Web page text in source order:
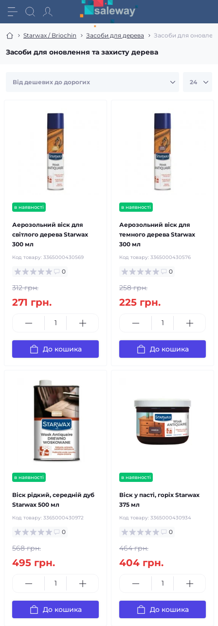
Starwax / Briochin Засоби для дерева Засоби для
Засоби для оновлення та захисту дерева
в наявності
Аерозольний віск для
світлого дерева Starwax
300 мл
Код товару: 3365000430569
0
312 грн.
271 грн.
До кошика
в наявності
Аерозольний віск для
темного дерева Starwax
300 мл
Код товару: 3365000430576
0
258 грн.
225 грн.
До кошика
в наявності
Віск рідкий, середній дуб
Starwax 500 мл
Код товару: 3365000430972
0
568 грн.
495 грн.
До кошика
в наявності
Віск у пасті, горіх Starwax
375 мл
Код товару: 3365000430934
0
464 грн.
404 грн.
До кошика